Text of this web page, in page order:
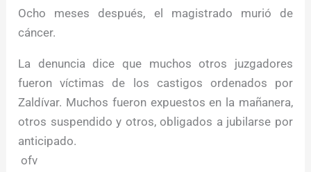
Ocho meses después, el magistrado murió de
cáncer.
La denuncia dice que muchos otros juzgadores
fueron víctimas de los castigos ordenados por
Zaldívar. Muchos fueron expuestos en la mañanera,
otros suspendido y otros, obligados a jubilarse por
anticipado.
ofv